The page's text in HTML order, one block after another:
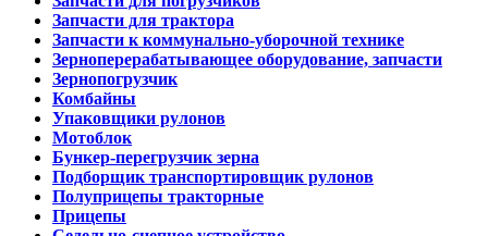
Запчасти для трактора
Запчасти к коммунально-уборочной технике
Зерноперерабатывающее оборудование, запчасти
Зернопогрузчик
Комбайны
Упаковщики рулонов
Мотоблок
Бункер-перегрузчик зерна
Подборщик транспортировщик рулонов
Полуприцепы тракторные
Прицепы